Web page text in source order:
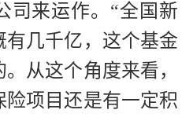
司来运作。“全国新
有几千亿，这个基金
从这个角度来看，
险项目还是有一定积